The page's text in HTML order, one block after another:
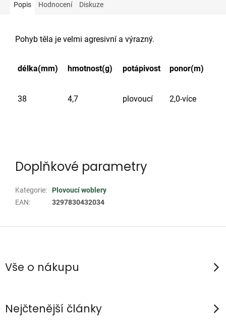
Popis Hodnocení Diskuze
Pohyb těla je velmi agresivní a výrazný.
délka(mm) hmotnost(g) potápivost ponor(m)
38 4,7 plovoucí 2,0-více
Doplňkové parametry
Kategorie:
Plovoucí woblery
EAN: 3297830432034
Z
pVše o nákupu
Nejčtenější články